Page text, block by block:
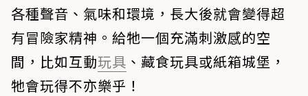
各種聲音、氣味和環境，長大後就會變得超
有冒險家精神。給牠一個充滿刺激感的空
間，比如互動玩具 、藏食玩具或紙箱城堡，
牠會玩得不亦樂乎！